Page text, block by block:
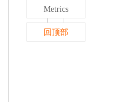
Metrics
回顶部